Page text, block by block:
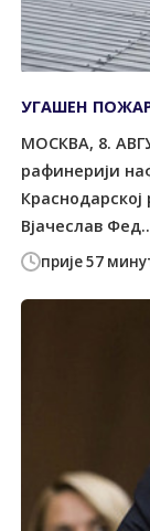
прије 57
УГАШЕН
МОСКВА, 8.
рафинерији
Краснодарској
Вјачеслав